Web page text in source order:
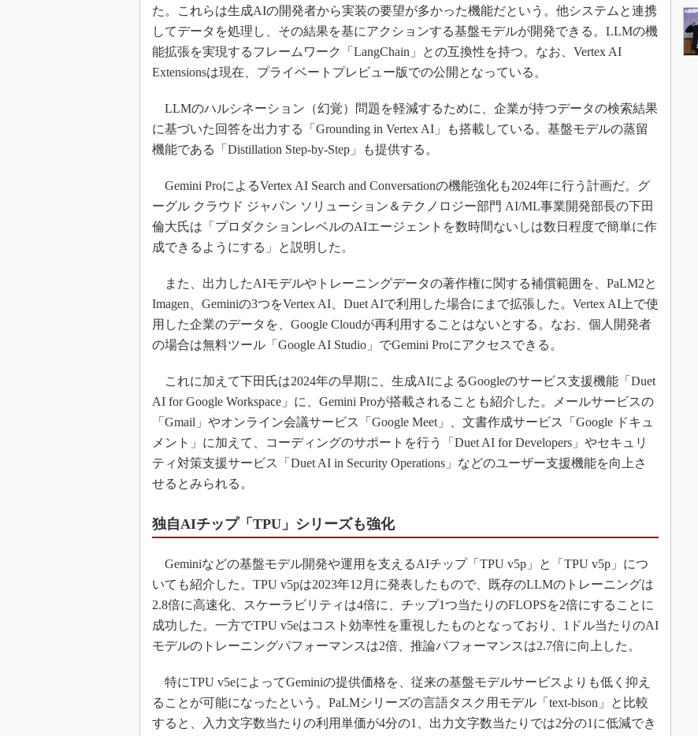
た。これらは生成AIの開発者から実装の要望が多かった機能だという。他システムと連携
してデータを処理し、その結果を基にアクションする基盤モデルが開発できる。LLMの機
能拡張を実現するフレームワーク「LangChain」との互換性を持つ。なお、Vertex AI
Extensionsは現在、プライベートプレビュー版での公開となっている。
LLMのハルシネーション（幻覚）問題を軽減するために、企業が持つデータの検索結果
に基づいた回答を出力する「Grounding in Vertex AI」も搭載している。基盤モデルの蒸留
機能である「Distillation Step-by-Step」も提供する。
Gemini ProによるVertex AI Search and Conversationの機能強化も2024年に行う計画だ。グ
ーグル クラウド ジャパン ソリューション＆テクノロジー部門 AI/ML事業開発部長の下田
倫大氏は「プロダクションレベルのAIエージェントを数時間ないしは数日程度で簡単に作
成できるようにする」と説明した。
また、出力したAIモデルやトレーニングデータの著作権に関する補償範囲を、PaLM2と
Imagen、Geminiの3つをVertex AI、Duet AIで利用した場合にまで拡張した。Vertex AI上で使
用した企業のデータを、Google Cloudが再利用することはないとする。なお、個人開発者
の場合は無料ツール「Google AI Studio」でGemini Proにアクセスできる。
これに加えて下田氏は2024年の早期に、生成AIによるGoogleのサービス支援機能「Duet
AI for Google Workspace」に、Gemini Proが搭載されることも紹介した。メールサービスの
「Gmail」やオンライン会議サービス「Google Meet」、文書作成サービス「Google ドキュ
メント」に加えて、コーディングのサポートを行う「Duet AI for Developers」やセキュリ
ティ対策支援サービス「Duet AI in Security Operations」などのユーザー支援機能を向上さ
せるとみられる。
独自AIチップ「TPU」シリーズも強化
Geminiなどの基盤モデル開発や運用を支えるAIチップ「TPU v5p」と「TPU v5p」につ
いても紹介した。TPU v5pは2023年12月に発表したもので、既存のLLMのトレーニングは
2.8倍に高速化、スケーラビリティは4倍に、チップ1つ当たりのFLOPSを2倍にすることに
成功した。一方でTPU v5eはコスト効率性を重視したものとなっており、1ドル当たりのAI
モデルのトレーニングパフォーマンスは2倍、推論パフォーマンスは2.7倍に向上した。
特にTPU v5eによってGeminiの提供価格を、従来の基盤モデルサービスよりも低く抑え
ることが可能になったという。PaLMシリーズの言語タスク用モデル「text-bison」と比較
すると、入力文字数当たりの利用単価が4分の1、出力文字数当たりでは2分の1に低減でき